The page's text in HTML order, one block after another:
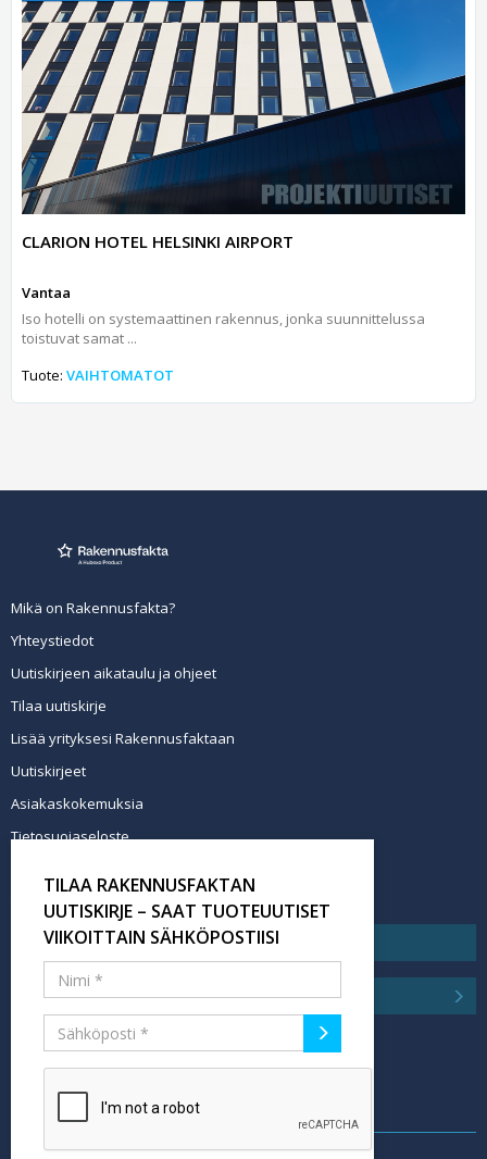
CLARION HOTEL HELSINKI AIRPORT
Vantaa
Iso hotelli on systemaattinen rakennus, jonka suunnittelussa
toistuvat samat ...
Tuote: VAIHTOMATOT
Mikä on Rakennusfakta?
Yhteystiedot
Uutiskirjeen aikataulu ja ohjeet
Tilaa uutiskirje
Lisää yrityksesi Rakennusfaktaan
Uutiskirjeet
Asiakaskokemuksia
Tietosuojaseloste
Tilaa uutiskirje
TILAA RAKENNUSFAKTAN
UUTISKIRJE – SAAT TUOTEUUTISET
VIIKOITTAIN SÄHKÖPOSTIISI